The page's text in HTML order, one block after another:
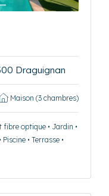
Draguignan
Maison (3 chambres)
optique • Jardin •
• Terrasse •